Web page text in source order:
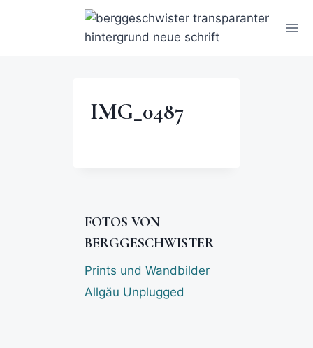
IMG_0487
FOTOS VON
BERGGESCHWISTER
Prints und Wandbilder
Allgäu Unplugged